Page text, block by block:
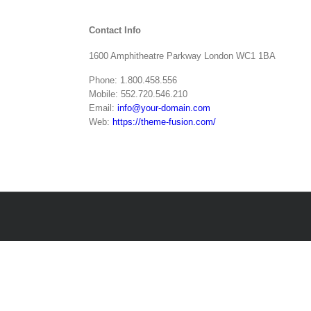
Contact Info
1600 Amphitheatre Parkway London WC1 1BA
Phone: 1.800.458.556
Mobile: 552.720.546.210
Email:info@your-domain.com
Web: https://theme-fusion.com/